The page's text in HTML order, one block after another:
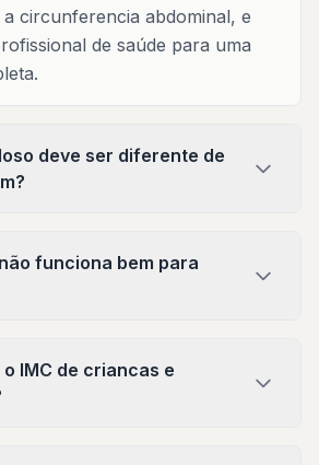
a circunferencia abdominal, e
de saúde para uma
deve ser diferente de
funciona bem para
IMC de criancas e